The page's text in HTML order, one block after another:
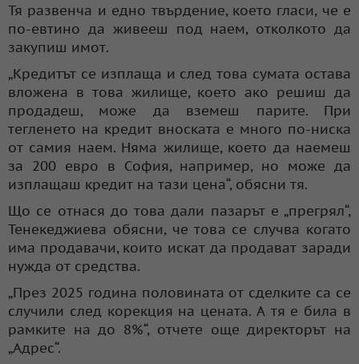
Тя развенча и едно твърдение, което гласи, че е
по-евтино да живееш под наем, отколкото да
закупиш имот.
„Кредитът се изплаща и след това сумата остава
вложена в това жилище, което ако решиш да
продадеш, може да вземеш парите. При
тегленето на кредит вноската е много по-ниска
от самия наем. Няма жилище, което да наемеш
за 200 евро в София, например, но може да
изплащаш кредит на тази цена“, обясни тя.
Що се отнася до това дали пазарът е „прегрял“,
Тенекеджиева обясни, че това се случва когато
има продавачи, които искат да продават заради
нужда от средства.
„През 2025 година половината от сделките са се
случили след корекция на цената. А тя е била в
рамките на до 8%“, отчете още директорът на
„Адрес“.